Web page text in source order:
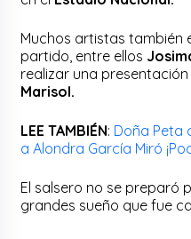
Muchos artistas también
partido, entre ellos
realizar una
Marisol.
LEE TAMBIÉN: Doña Peta
a Alondra García Miró
El salsero no se preparó
grandes sueño que fue